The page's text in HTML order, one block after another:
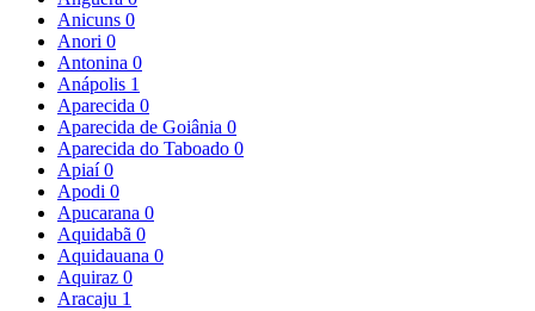
Anicuns 0
Anori 0
Antonina 0
Anápolis 1
Aparecida 0
Aparecida de Goiânia 0
Aparecida do Taboado 0
Apiaí0
Apodi 0
Apucarana 0
Aquidabã 0
Aquidauana 0
Aquiraz 0
Aracaju 1